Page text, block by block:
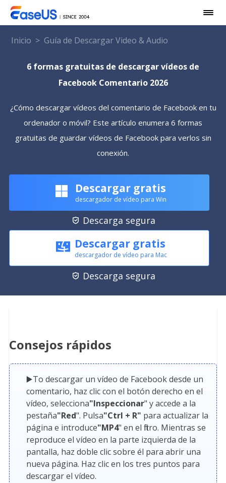
Inicio > Guía de Descargar Video & Audio
6 formas gratuitas de descargar vídeos de
Facebook Comentario 2026
¿Cómo descargar vídeos del comentario de Facebook en tu
ordenador o móvil? Este artículo enumera 6 formas
gratuitas de guardar vídeos de Facebook para verlos sin
conexión.
Descargar gratis
descargador de vídeo para Win
 Descarga segura
Descargar gratis
descargador de vídeo para Mac
 Descarga segura
Consejos rápidos
▶️To descargar un vídeo de Facebook desde un
comentario, haz clic con el botón derecho en el
vídeo, selecciona"Inspeccionar" y accede a la
pestaña"Red". Pulsa"Ctrl + R" para actualizar la
página e introduce"MP4" en el filtro. Mientras se
reproduce el vídeo en la parte izquierda de la
pantalla, haz doble clic sobre él para abrir una
nueva página. Haz clic en los tres puntos para
descargar el vídeo.